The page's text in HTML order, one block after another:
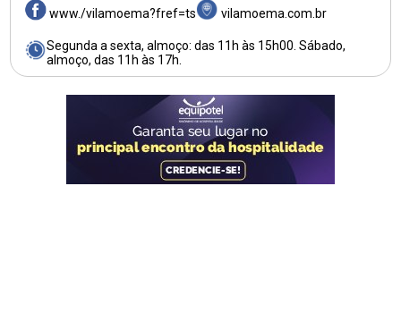
www./vilamoema?fref=ts
vilamoema.com.br
Segunda a sexta, almoço: das 11h às 15h00. Sábado,
almoço, das 11h às 17h.